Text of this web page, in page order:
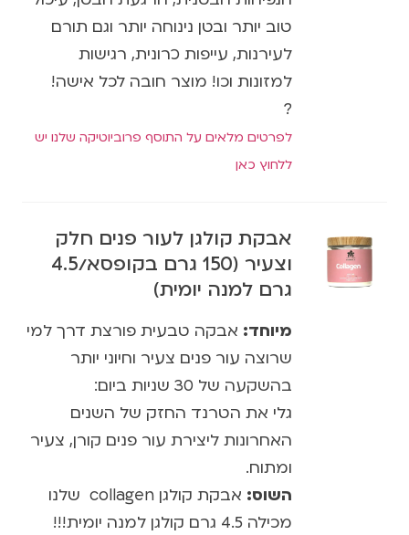
טוב יותר ובטן נינוחה יותר וגם תורם
לעירנות, עייפות כרונית, רגישות
למזונות וכו! מוצר חובה לכל אישה!
?
לפרטים מלאים על התוסף פרוביוטיקה שלנו יש
ללחוץ כאן
אבקת קולגן לעור פנים חלק
וצעיר (150 גרם בקופסא/4.5
גרם למנה יומית)
מיוחד: אבקה טבעית פורצת דרך למי
שרוצה עור פנים צעיר וחיוני יותר
בהשקעה של 30 שניות ביום:
גלי את הטרנד החזק של השנים
האחרונות ליצירת עור פנים קורן, צעיר
ומתוח.
השוס:
אבקת קולגן collagen שלנו
מכילה 4.5 גרם קולגן למנה יומית!!!